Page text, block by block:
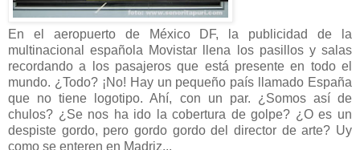
En el aeropuerto de México DF, la publicidad de la
multinacional española Movistar llena los pasillos y salas
recordando a los pasajeros que está presente en todo el
mundo. ¿Todo? ¡No! Hay un pequeño país llamado España
que no tiene logotipo. Ahí, con un par. ¿Somos así de
chulos? ¿Se nos ha ido la cobertura de golpe? ¿O es un
despiste gordo, pero gordo gordo del director de arte? Uy
como se enteren en Madriz...